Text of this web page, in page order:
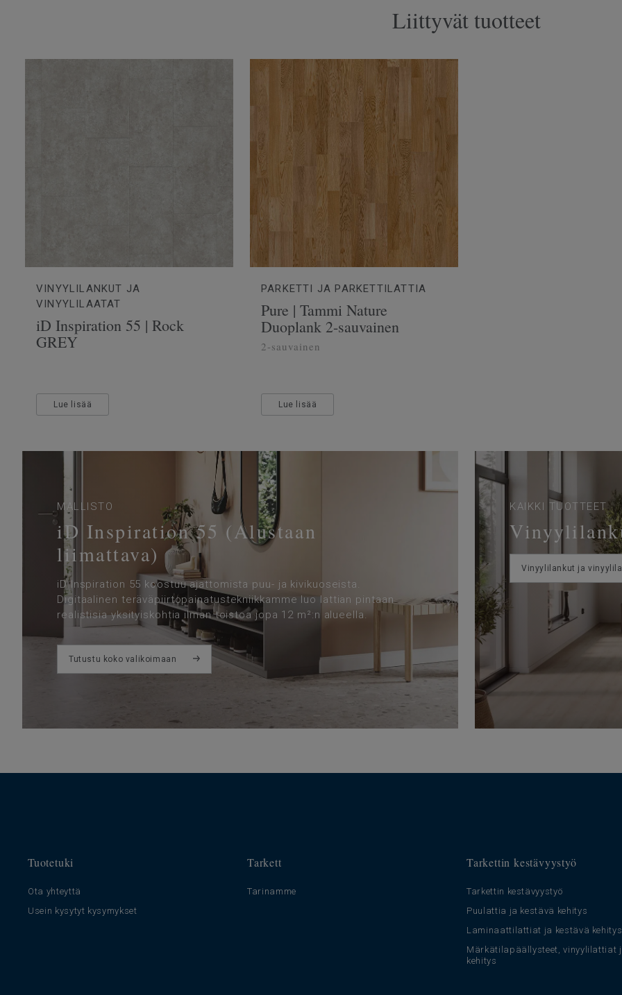
Liittyvät tuotteet
VINYYLILANKUT JA
VINYYLILAATAT
iD Inspiration 55 | Rock
GREY
Lue lisää
PARKETTI JA PARKETTILATTIA
Pure | Tammi Nature
Duoplank 2-sauvainen
2-sauvainen
Lue lisää
MALLISTO
iD Inspiration 55 (Alustaan
liimattava)
iD Inspiration 55 koostuu ajattomista puu- ja kivikuoseista.
Digitaalinen teräväpiirtopainatustekniikkamme luo lattian pintaan
realistisia yksityiskohtia ilman toistoa jopa 12 m²:n alueella.
Tutustu koko valikoimaan
KAIKKI TUOTTEET
Vinyylilankut ja
Tuotetuki
Ota yhteyttä
Usein kysytyt kysymykset
Tarkett
Tarinamme
Tarkettin kestävyystyö
Tarkettin kestävyystyö
Puulattia ja kestävä kehitys
Laminaattilattiat ja kestävä kehitys
Märkätilapäällysteet, vinyylilattiat
kehitys